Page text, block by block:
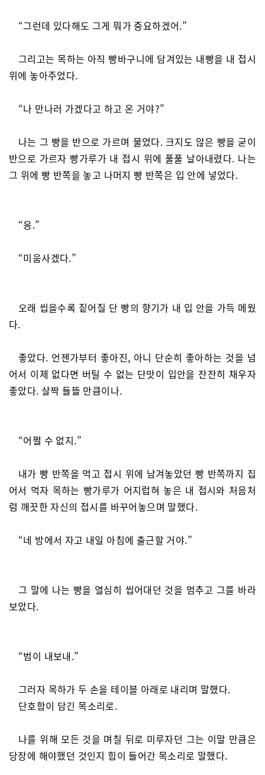
“그런데 있다해도 그게 뭐가 중요하겠어.”
그리고는 목하는 아직 빵바구니에 담겨있는 내빵을 내 접시
위에 놓아주었다.
“나 만나러 가겠다고 하고 온 거야?”
나는 그 빵을 반으로 가르며 물었다. 크지도 않은 빵을 굳이
반으로 가르자 빵가루가 내 접시 위에 풀풀 날아내렸다. 나는
그 위에 빵 반쪽을 놓고 나머지 빵 반쪽은 입 안에 넣었다.
“응.”
“미움사겠다.”
오래 씹을수록 짙어질 단 빵의 향기가 내 입 안을 가득 메웠
다.
좋았다. 언젠가부터 좋아진, 아니 단순히 좋아하는 것을 넘
어서 이제 없다면 버틸 수 없는 단맛이 입안을 잔잔히 채우자
좋았다. 살짝 들뜰 만큼이나.
“어쩔 수 없지.”
내가 빵 반쪽을 먹고 접시 위에 남겨놓았던 빵 반쪽까지 집
어서 먹자 목하는 빵가루가 어지럽혀 놓은 내 접시와 처음처
럼 깨끗한 자신의 접시를 바꾸어놓으며 말했다.
“네 방에서 자고 내일 아침에 출근할 거야.”
그 말에 나는 빵을 열심히 씹어대던 것을 멈추고 그를 바라
보았다.
“범이 내보내.”
그러자 목하가 두 손을 테이블 아래로 내리며 말했다.
단호함이 담긴 목소리로.
나를 위해 모든 것을 며칠 뒤로 미루자던 그는 이말 만큼은
당장에 해야했던 것인지 힘이 들어간 목소리로 말했다.